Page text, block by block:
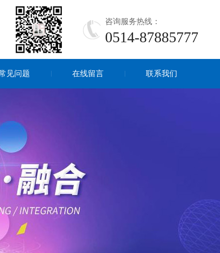
咨询服务热线：
0514-87885777
见问题 在线留言 联系我们